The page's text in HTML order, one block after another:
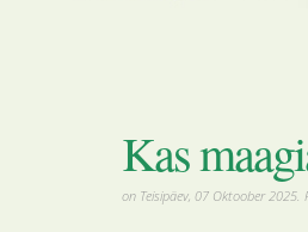
Kas
on Teisipäev, 07 Oktoober 2025.